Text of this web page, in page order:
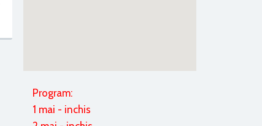
Program:
1 mai - inchis